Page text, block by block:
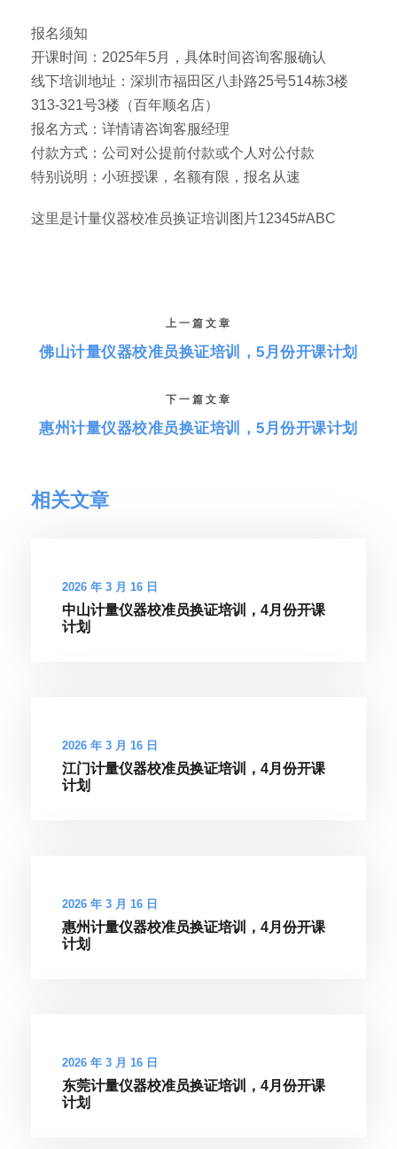
报名须知
开课时间：2025年5月，具体时间咨询客服确认
线下培训地址：深圳市福田区八卦路25号514栋3楼
313-321号3楼（百年顺名店）
报名方式：详情请咨询客服经理
付款方式：公司对公提前付款或个人对公付款
特别说明：小班授课，名额有限，报名从速
这里是计量仪器校准员换证培训图片12345#ABC
上一篇文章
佛山计量仪器校准员换证培训，5月份开课计划
下一篇文章
惠州计量仪器校准员换证培训，5月份开课计划
相关文章
2026 年 3 月 16 日
中山计量仪器校准员换证培训，4月份开课
计划
2026 年 3 月 16 日
江门计量仪器校准员换证培训，4月份开课
计划
2026 年 3 月 16 日
惠州计量仪器校准员换证培训，4月份开课
计划
2026 年 3 月 16 日
东莞计量仪器校准员换证培训，4月份开课
计划